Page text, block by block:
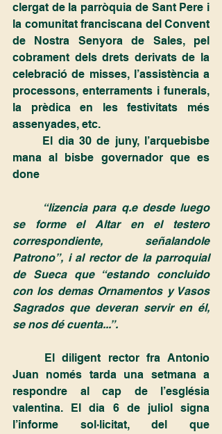
clergat de la parròquia de Sant Pere i
la comunitat franciscana del Convent
de Nostra Senyora de Sales, pel
cobrament dels drets derivats de la
celebració de misses, l’assistència a
processons, enterraments i funerals,
la prèdica en les festivitats més
assenyades, etc.
mana al bisbe governador que es
done
“lizencia para q.e desde luego
se forme el Altar en el testero
correspondiente, señalandole
Patrono”, i al rector de la parroquial
de Sueca que “estando concluido
con los demas Ornamentos y Vasos
Sagrados que deveran servir en él,
se nos dé cuenta...”.
Juan només tarda una setmana a
respondre al cap de l’església
valentina. El dia 6 de juliol signa
l’informe sol·licitat, del que